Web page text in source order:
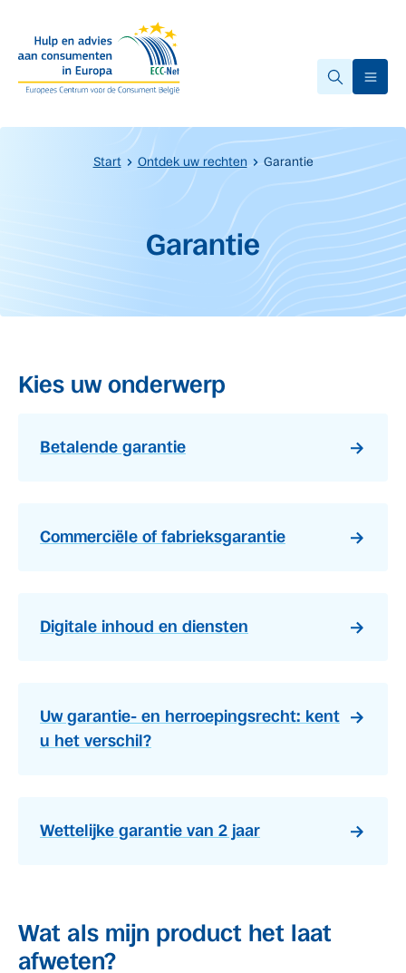
Start Ontdek uw rechten Garantie
Start van de hoofdinhoud
Garantie
Kies uw onderwerp
Betalende garantie
Commerciële of fabrieksgarantie
Digitale inhoud en diensten
Uw garantie- en herroepingsrecht: kent
u het verschil?
Wettelijke garantie van 2 jaar
Wat als mijn product het laat
afweten?